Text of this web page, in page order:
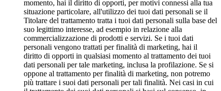
momento, hai il diritto di opporti, per motivi connessi alla tua
situazione particolare, all'utilizzo dei tuoi dati personali se il
Titolare del trattamento tratta i tuoi dati personali sulla base del
suo legittimo interesse, ad esempio in relazione alla
commercializzazione di prodotti e servizi. Se i tuoi dati
personali vengono trattati per finalità di marketing, hai il
diritto di opporti in qualsiasi momento al trattamento dei tuoi
dati personali per tale marketing, inclusa la profilazione. Se si
oppone al trattamento per finalità di marketing, non potremo
più trattare i suoi dati personali per tali finalità. Nei casi in cui